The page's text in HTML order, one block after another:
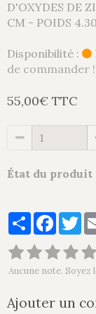
D'OXYDES DE
CM - POIDS
Disponibilité :
de commander !
55,00€ TTC
État du produit
Partager
Aucune note.
Ajouter un